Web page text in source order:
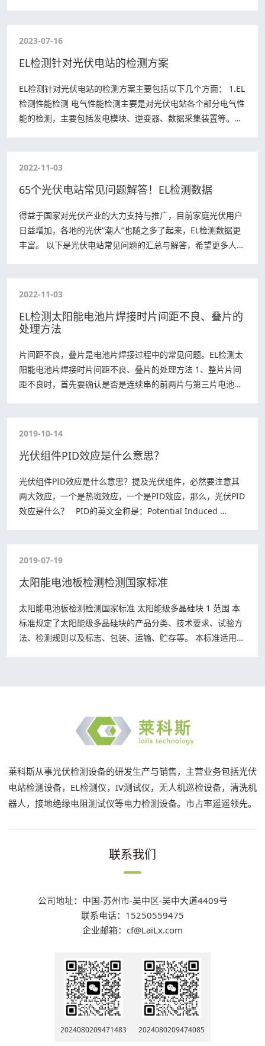
2023-07-16
EL检测针对光伏电站的检测方案
EL检测针对光伏电站的检测方案主要包括以下几个方面： 1.EL
检测性能检测 电气性能检测主要是对光伏电站各个部分电气性
能的检测，主要包括发电模块、逆变器、数据采集装置等。其
2022-11-03
65个光伏电站常见问题解答！EL检测数据
得益于国家对光伏产业的大力支持与推广，目前家庭光伏用户
日益增加，各地的光伏“潮人”也随之多了起来，EL检测数据更
丰富。 以下是光伏电站常见问题的汇总与解答，希望更多人了
2022-11-03
EL检测太阳能电池片焊接时片间距不良、叠片的
处理方法
片间距不良，叠片是电池片焊接过程中的常见问题。EL检测太
阳能电池片焊接时片间距不良、叠片的处理方法 1、整片片间
距不良时，首先要确认是否是连续串的前两片与第三片电池片
2019-10-14
光伏组件PID效应是什么意思？
光伏组件PID效应是什么意思？提及光伏组件，必然要注意其
两大效应，一个是热斑效应，一个是PID效应，那么，光伏PID
效应是什么？ PID的英文全称是：Potential Induced …
2019-07-19
太阳能电池板检测检测国家标准
太阳能电池板检测检测国家标准 太阳能级多晶硅块 1 范围 本
标准规定了太阳能级多晶硅块的产品分类、技术要求、试验方
法、检测规则以及标志、包装、运输、贮存等。 本标准适用于
莱科斯从事光伏检测设备的研发生产与销售，主营业务包括光伏
电站检测设备，EL检测仪，IV测试仪，无人机巡检设备，清洗机
器人，接地绝缘电阻测试仪等电力检测设备。市占率遥遥领先。
联系我们
公司地址：中国-苏州市-吴中区-吴中大道4409号
联系电话：15250559475
企业邮箱：cf@LaiLx.com
2024080209471483 2024080209474085